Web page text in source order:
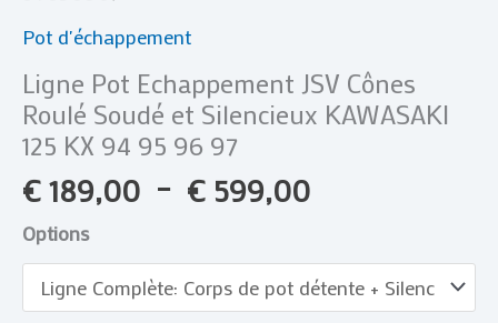
Pot d'échappement
Ligne Pot Echappement JSV Cônes
Roulé Soudé et Silencieux KAWASAKI
125 KX 94 95 96 97
€189,00 – € 599,00
Options